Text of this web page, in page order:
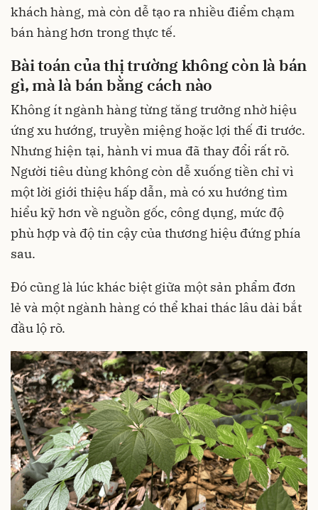
khách hàng, mà còn dễ tạo ra nhiều điểm chạm
bán hàng hơn trong thực tế.
Bài toán của thị trường không còn là bán
gì, mà là bán bằng cách nào
Không ít ngành hàng từng tăng trưởng nhờ hiệu
ứng xu hướng, truyền miệng hoặc lợi thế đi trước.
Nhưng hiện tại, hành vi mua đã thay đổi rất rõ.
Người tiêu dùng không còn dễ xuống tiền chỉ vì
một lời giới thiệu hấp dẫn, mà có xu hướng tìm
hiểu kỹ hơn về nguồn gốc, công dụng, mức độ
phù hợp và độ tin cậy của thương hiệu đứng phía
sau.
Đó cũng là lúc khác biệt giữa một sản phẩm đơn
lẻ và một ngành hàng có thể khai thác lâu dài bắt
đầu lộ rõ.